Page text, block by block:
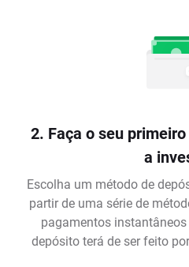
2. Faça o seu
a
Escolha um método de
partir de uma série de
pagamentos
depósito terá de ser feito